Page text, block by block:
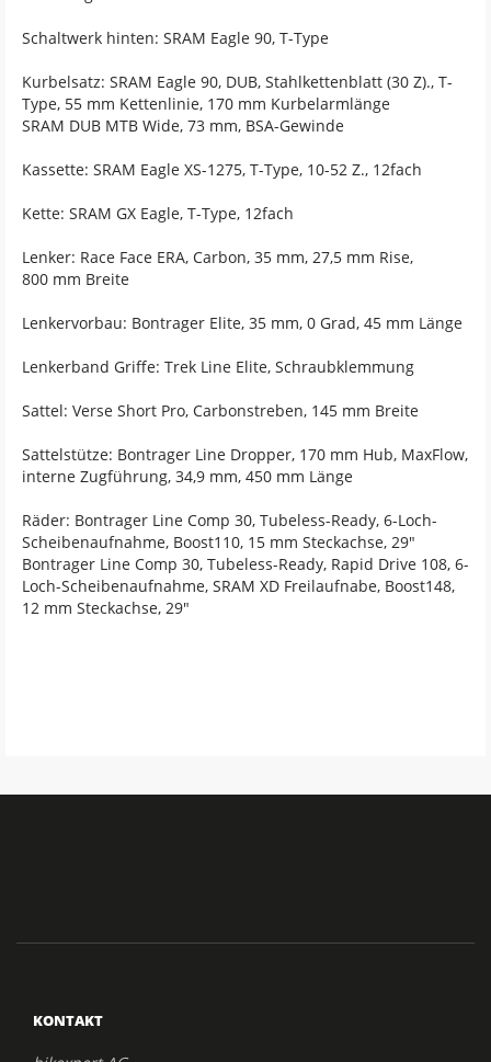
Schaltwerk hinten: SRAM Eagle 90, T-Type
Kurbelsatz: SRAM Eagle 90, DUB, Stahlkettenblatt (30 Z)., T-
Type, 55 mm Kettenlinie, 170 mm Kurbelarmlänge
SRAM DUB MTB Wide, 73 mm, BSA-Gewinde
Kassette: SRAM Eagle XS-1275, T-Type, 10-52 Z., 12fach
Kette: SRAM GX Eagle, T-Type, 12fach
Lenker: Race Face ERA, Carbon, 35 mm, 27,5 mm Rise,
800 mm Breite
Lenkervorbau: Bontrager Elite, 35 mm, 0 Grad, 45 mm Länge
Lenkerband Griffe: Trek Line Elite, Schraubklemmung
Sattel: Verse Short Pro, Carbonstreben, 145 mm Breite
Sattelstütze: Bontrager Line Dropper, 170 mm Hub, MaxFlow,
interne Zugführung, 34,9 mm, 450 mm Länge
Räder: Bontrager Line Comp 30, Tubeless-Ready, 6-Loch-
Scheibenaufnahme, Boost110, 15 mm Steckachse, 29"
Bontrager Line Comp 30, Tubeless-Ready, Rapid Drive 108, 6-
Loch-Scheibenaufnahme, SRAM XD Freilaufnabe, Boost148,
12 mm Steckachse, 29"
KONTAKT